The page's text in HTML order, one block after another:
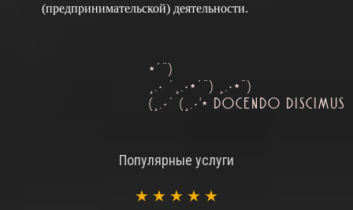
(предпринимательской) деятельности.
*´¨)
¸.• ´¸.•*´¨) ¸.•*¨)
(¸.•´ (¸.•'* DOCENDO DISCIMUS
Популярные услуги
★
★
★
★
★